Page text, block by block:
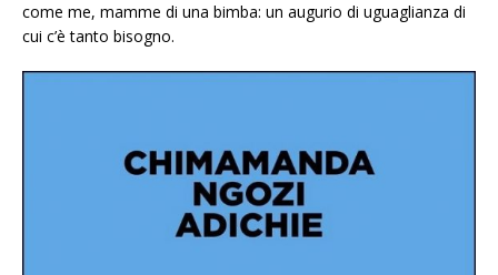
come me, mamme di una bimba: un augurio di uguaglianza di
cui c’è tanto bisogno.